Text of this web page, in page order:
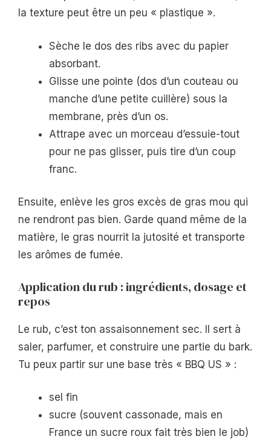
la texture peut être un peu « plastique ».
Sèche le dos des ribs avec du papier
absorbant.
Glisse une pointe (dos d’un couteau ou
manche d’une petite cuillère) sous la
membrane, près d’un os.
Attrape avec un morceau d’essuie-tout
pour ne pas glisser, puis tire d’un coup
franc.
Ensuite, enlève les gros excès de gras mou qui
ne rendront pas bien. Garde quand même de la
matière, le gras nourrit la jutosité et transporte
les arômes de fumée.
Application du rub : ingrédients, dosage et
repos
Le rub, c’est ton assaisonnement sec. Il sert à
saler, parfumer, et construire une partie du bark.
Tu peux partir sur une base très « BBQ US » :
sel fin
sucre (souvent cassonade, mais en
France un sucre roux fait très bien le job)